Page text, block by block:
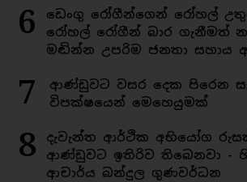
6
ඩෙංගු රෝගීන්ගෙන් රෝහල්
රෝහල් රෝගීන් බාර ගැනීමත්
මඬින්න උපරිම ජනතා සහාය
7
ආණ්ඩුවට වසර දෙක පිරෙන
විපක්ෂයෙන් මෙහෙයුමක්
8
දැවැන්ත ආර්ථික අභියෝග
ආණ්ඩුවට ඉතිරිව තිබෙනවා -
ආචාර්ය බන්දුල ගුණවර්ධන